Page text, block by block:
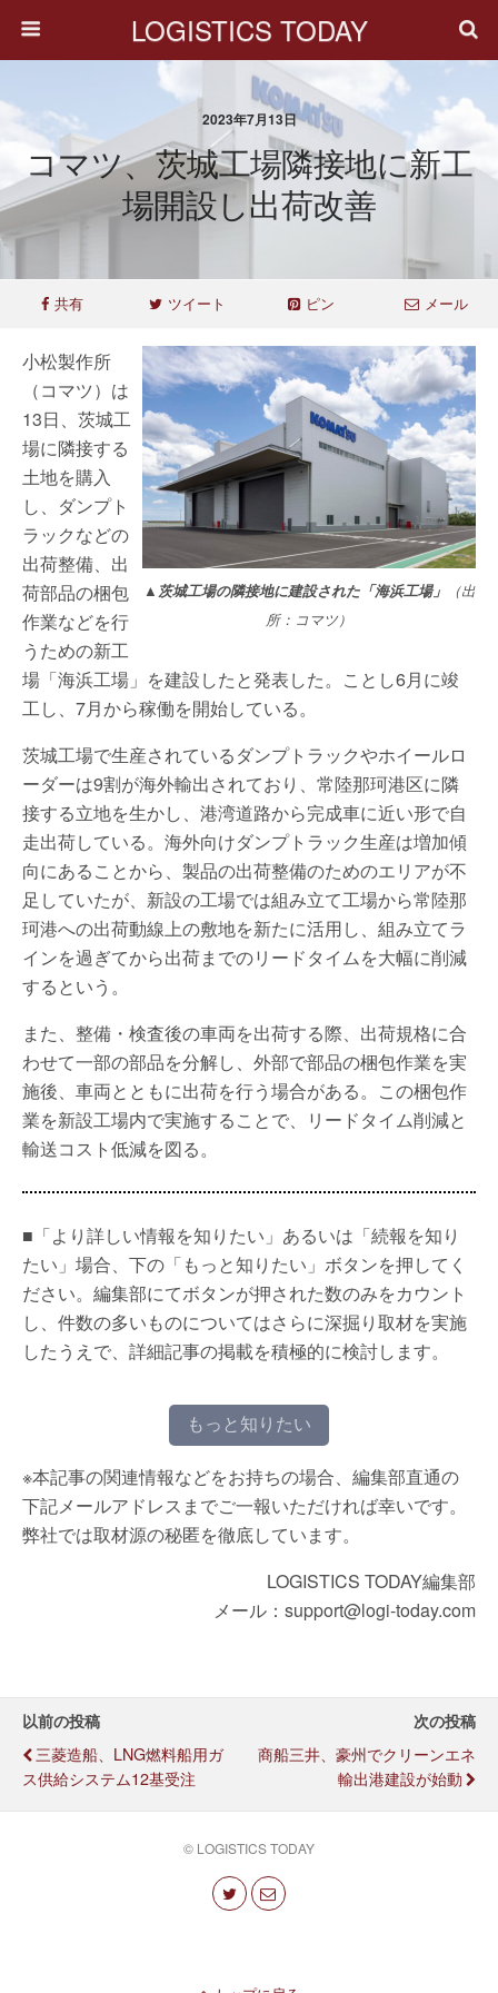
LOGISTICS TODAY
2023年7月13日
コマツ、茨城工場隣接地に新工
場開設し出荷改善
共有 ツイート ピン メール
▲茨城工場の隣接地に建設された「海浜工場」
（出
所：コマツ）
小松製作所
（コマツ）は
13日、茨城工
場に隣接する
土地を購入
し、ダンプト
ラックなどの
出荷整備、出
荷部品の梱包
作業などを行
うための新工
場「海浜工場」を建設したと発表した。ことし6月に竣
工し、7月から稼働を開始している。
茨城工場で生産されているダンプトラックやホイールロ
ーダーは9割が海外輸出されており、常陸那珂港区に隣
接する立地を生かし、港湾道路から完成車に近い形で自
走出荷している。海外向けダンプトラック生産は増加傾
向にあることから、製品の出荷整備のためのエリアが不
足していたが、新設の工場では組み立て工場から常陸那
珂港への出荷動線上の敷地を新たに活用し、組み立てラ
インを過ぎてから出荷までのリードタイムを大幅に削減
するという。
また、整備・検査後の車両を出荷する際、出荷規格に合
わせて一部の部品を分解し、外部で部品の梱包作業を実
施後、車両とともに出荷を行う場合がある。この梱包作
業を新設工場内で実施することで、リードタイム削減と
輸送コスト低減を図る。
■「より詳しい情報を知りたい」あるいは「続報を知り
たい」場合、下の「もっと知りたい」ボタンを押してく
ださい。編集部にてボタンが押された数のみをカウント
し、件数の多いものについてはさらに深掘り取材を実施
したうえで、詳細記事の掲載を積極的に検討します。
もっと知りたい
※本記事の関連情報などをお持ちの場合、編集部直通の
下記メールアドレスまでご一報いただければ幸いです。
弊社では取材源の秘匿を徹底しています。
LOGISTICS TODAY編集部
メール：support@logi-today.com
以前の投稿
三菱造船、LNG燃料船用ガ
ス供給システム12基受注
次の投稿
商船三井、豪州でクリーンエネ
輸出港建設が始動
© LOGISTICS TODAY